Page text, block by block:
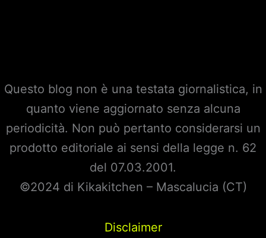
Questo blog non è una testata giornalistica, in
quanto viene aggiornato senza alcuna
periodicità. Non può pertanto considerarsi un
prodotto editoriale ai sensi della legge n. 62
del 07.03.2001.
©2024 di Kikakitchen – Mascalucia (CT)
Disclaimer